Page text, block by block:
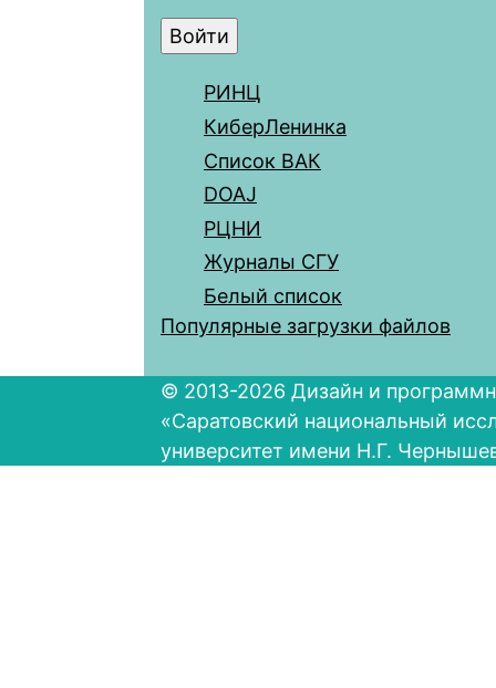
РИНЦ
КиберЛенинка
Список ВАК
DOAJ
РЦНИ
Журналы СГУ
Белый список
Популярные загрузки файлов
© 2013-2026 Дизайн и
«Саратовский национальный
университет имени Н.Г.